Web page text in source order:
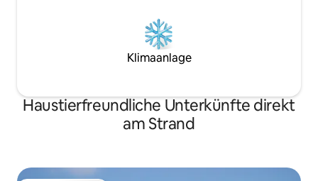
Klimaanlage
Haustierfreundliche Unterkünfte direkt
am Strand